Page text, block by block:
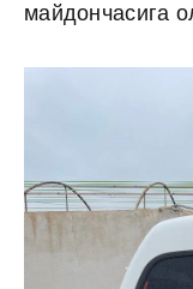
майдончасига